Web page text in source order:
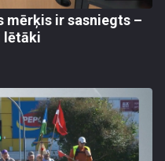
mērķis ir sasniegts –
lētāki